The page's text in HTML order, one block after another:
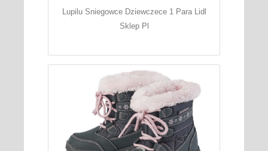
Lupilu Sniegowce Dziewczece 1 Para Lidl
Sklep Pl